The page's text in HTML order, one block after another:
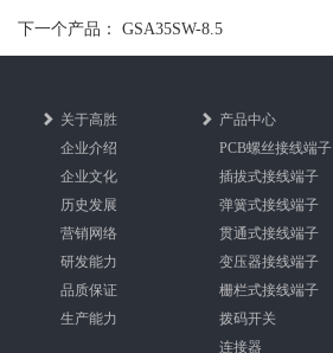
下一个产品： GSA35SW-8.5
关于高胜
企业介绍
企业文化
历史发展
营销网络
研发能力
品质保证
生产能力
产品中心
PCB螺丝接线端子
插拔式接线端子
弹簧式接线端子
贯通式接线端子
变压器接线端子
栅栏式接线端子
拨码开关
连接器